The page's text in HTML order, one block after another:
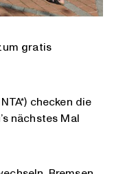
gratis
checken die
nächstes Mal